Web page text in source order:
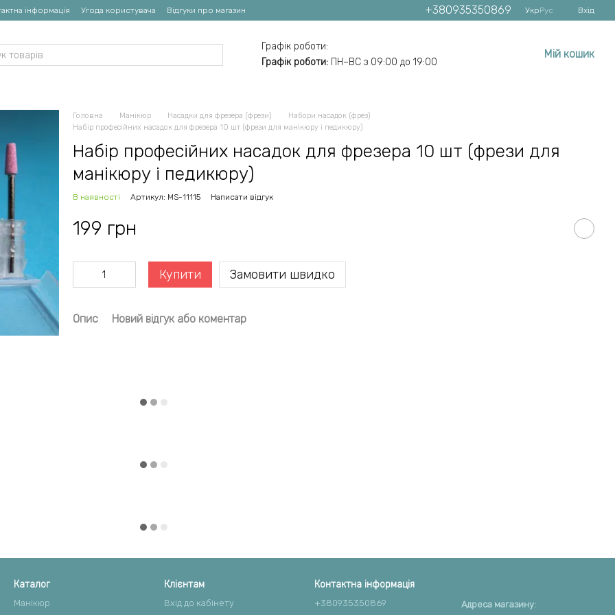
інформація Угода користувача Відгуки про магазин +380935350869 УкрРус Вхід
Графік роботи:
Графік роботи: ПН–ВС з 09:00 до 19:00
Мій кошик
Головна Манікюр Насадки для фрезера (фрези)
Набори насадок (фрез)
Набір професійних насадок для фрезера 10 шт (фрези для манікюру і педикюру)
Набір професійних насадок для фрезера 10 шт (фрези для
манікюру і педикюру)
В наявності Артикул: MS-11115 Написати відгук
199 грн
Купити Замовити швидко
Опис Новий відгук або коментар
Каталог
Манікюр
Клієнтам
Вхід до кабінету
Контактна інформація
+380935350869
Адреса магазину: